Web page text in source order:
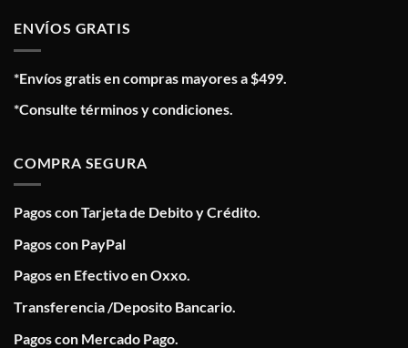
ENVÍOS GRATIS
*Envíos gratis en compras mayores a $499.
*Consulte términos y condiciones.
COMPRA SEGURA
Pagos con Tarjeta de Debito y Crédito.
Pagos con PayPal
Pagos en Efectivo en Oxxo.
Transferencia /Deposito Bancario.
Pagos con Mercado Pago.